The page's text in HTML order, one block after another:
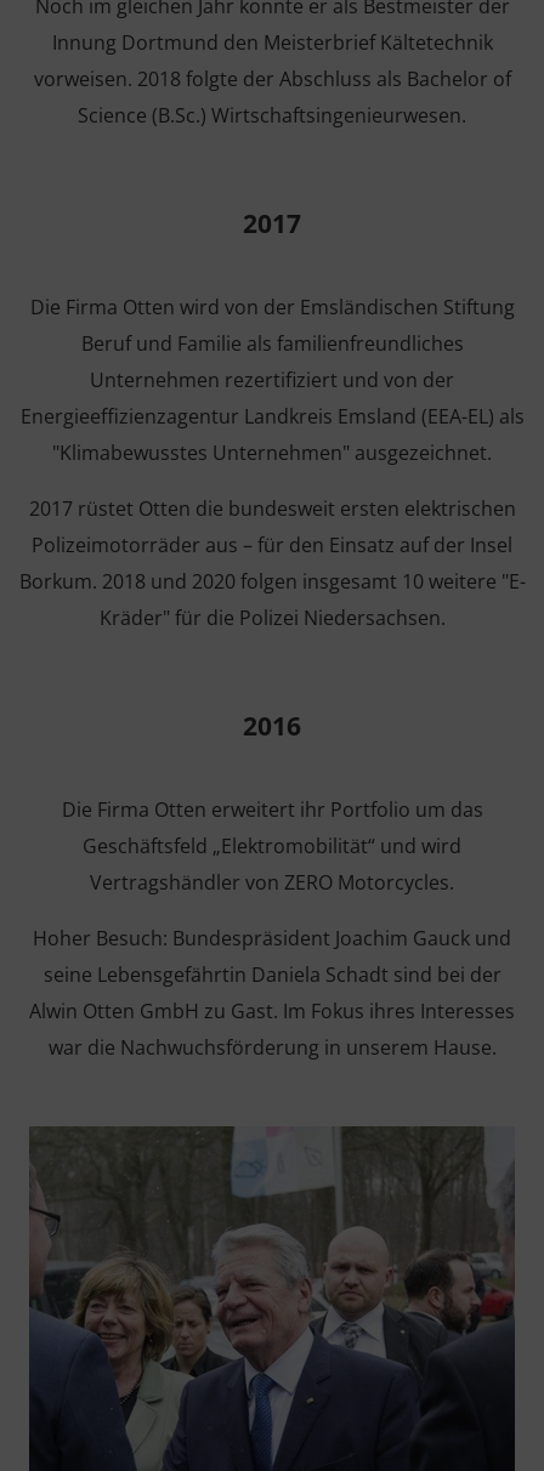
Noch im gleichen Jahr konnte er als Bestmeister der
Innung Dortmund den Meisterbrief Kältetechnik
vorweisen. 2018 folgte der Abschluss als Bachelor of
Science (B.Sc.) Wirtschaftsingenieurwesen.
2017
Die Firma Otten wird von der Emsländischen Stiftung
Beruf und Familie als familienfreundliches
Unternehmen rezertifiziert und von der
Energieeffizienzagentur Landkreis Emsland (EEA-EL) als
"Klimabewusstes Unternehmen" ausgezeichnet.
2017 rüstet Otten die bundesweit ersten elektrischen
Polizeimotorräder aus – für den Einsatz auf der Insel
Borkum. 2018 und 2020 folgen insgesamt 10 weitere "E-
Kräder" für die Polizei Niedersachsen.
2016
Die Firma Otten erweitert ihr Portfolio um das
Geschäftsfeld „Elektromobilität“ und wird
Vertragshändler von ZERO Motorcycles.
Hoher Besuch: Bundespräsident Joachim Gauck und
seine Lebensgefährtin Daniela Schadt sind bei der
Alwin Otten GmbH zu Gast. Im Fokus ihres Interesses
war die Nachwuchsförderung in unserem Hause.